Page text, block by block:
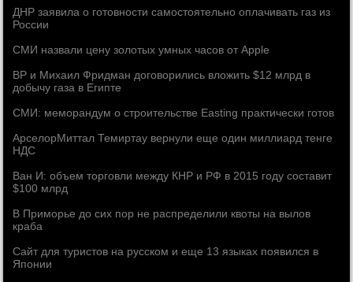
ДНР заявила о готовности самостоятельно оплачивать газ из
России
СМИ назвали цену золотых умных часов от Apple
ВР и Михаил Фридман договорились вложить $12 млрд в
добычу газа в Египте
СМИ: меморандум о строительстве Easting практически готов
АрселорМиттал Темиртау вернули еще один миллиард тенге
НДС
Ван И: объем торговли между КНР и РФ в 2015 году составит
$100 млрд
В Приморье до сих пор не распределили квоты на вылов
краба
Сайт для туристов на русском и еще 13 языках появился в
Японии